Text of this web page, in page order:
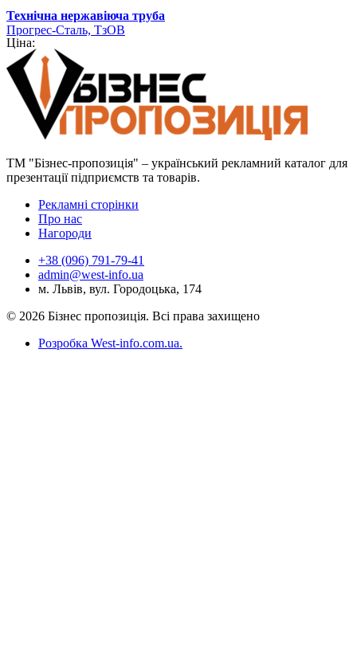
Технічна нержавіюча труба
Прогрес-Сталь, ТзОВ
Ціна:
ТМ "Бізнес-пропозиція" – український рекламний каталог для
презентації підприємств та товарів.
Рекламні сторінки
Про нас
Нагороди
+38 (096) 791-79-41
admin@west-info.ua
м. Львів, вул. Городоцька, 174
© 2026 Бізнес пропозиція. Всі права захищено
Розробка West-info.com.ua.